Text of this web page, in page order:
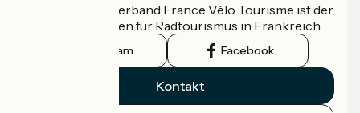
Der nationale Verband France Vélo Tourisme ist der
offizielle Leitfaden für Radtourismus in Frankreich.
Instagram Facebook
Kontakt